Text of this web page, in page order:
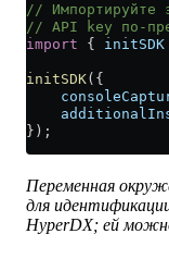
// Импортируйте
// API key по-
import { initSDK
initSDK({
});
Переменная
для
HyperDX; ей